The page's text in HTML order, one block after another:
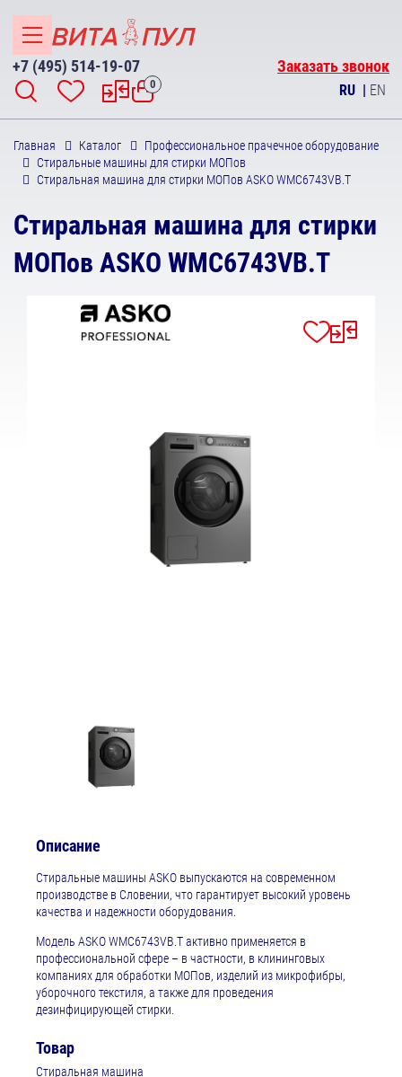
+7 (495) 514-19-07 Заказать звонок
0 RU | EN
Главная Каталог
Профессиональное прачечное оборудование
Стиральные машины для стирки МОПов
Стиральная машина для стирки МОПов ASKO WMC6743VB.T
Стиральная машина для стирки
МОПов ASKO WMC6743VB.T
Описание
Стиральные машины ASKO выпускаются на современном
производстве в Словении, что гарантирует высокий уровень
качества и надежности оборудования.
Модель ASKO WMC6743VB.T активно применяется в
профессиональной сфере – в частности, в клининговых
компаниях для обработки МОПов, изделий из микрофибры,
уборочного текстиля, а также для проведения
дезинфицирующей стирки.
Товар
Стиральная машина